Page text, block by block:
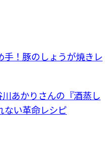
手！豚のしょうが焼きレ